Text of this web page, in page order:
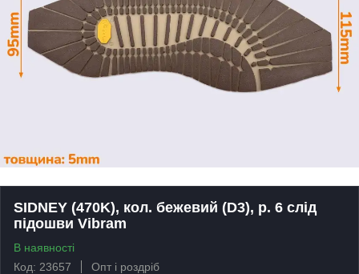
SIDNEY (470K), кол. бежевий (D3), р. 6 слід
підошви Vibram
В наявності
Код: 23657
Опт і роздріб